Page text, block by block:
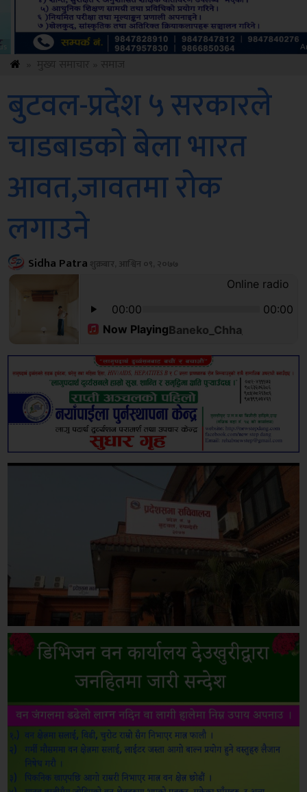
Amb
बुटवल-प्रदेश ५ सरकारले
चाडबाडको बेला भारत
आवत,जावतमा रोक
लगाउने
Sidha Patra शुक्रबार, आश्विन ०९, २०७७